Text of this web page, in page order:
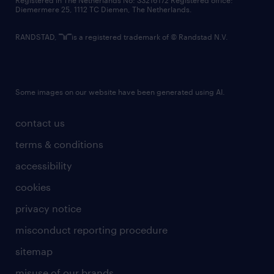
contact us
terms & conditions
accessibility
cookies
privacy notice
misconduct reporting procedure
sitemap
Diemermere 25, 1112 TC Diemen, The Netherlands.
RANDSTAD, is a registered trademark of © Randstad N.V.
Some images on our website have been generated using AI.